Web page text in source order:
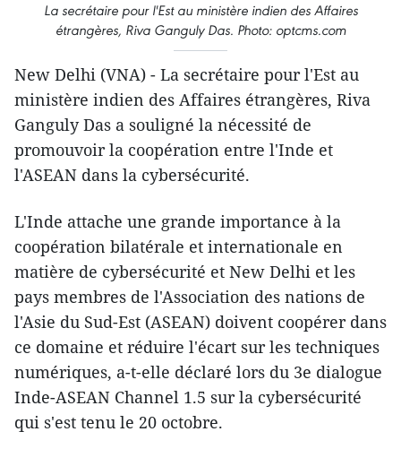
La secrétaire pour l'Est au ministère indien des Affaires
étrangères, Riva Ganguly Das. Photo: optcms.com
New Delhi (VNA) - La secrétaire pour l'Est au
ministère indien des Affaires étrangères, Riva
Ganguly Das a souligné la nécessité de
promouvoir la coopération entre l'Inde et
l'ASEAN dans la cybersécurité.
L'Inde attache une grande importance à la
coopération bilatérale et internationale en
matière de cybersécurité et New Delhi et les
pays membres de l'Association des nations de
l'Asie du Sud-Est (ASEAN) doivent coopérer dans
ce domaine et réduire l'écart sur les techniques
numériques, a-t-elle déclaré lors du 3e dialogue
Inde-ASEAN Channel 1.5 sur la cybersécurité
qui s'est tenu le 20 octobre.